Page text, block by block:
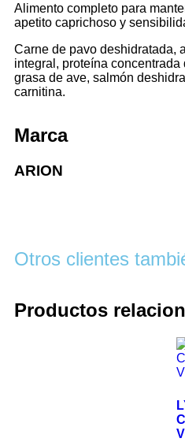
Alimento completo para
apetito caprichoso y
Carne de pavo deshidratada,
integral, proteína
grasa de ave, salmón
carnitina.
Marca
ARION
Otros clientes
Productos